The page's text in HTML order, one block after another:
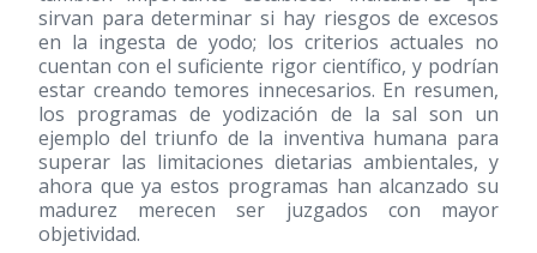
sirvan para determinar si hay riesgos de excesos
en la ingesta de yodo; los criterios actuales no
cuentan con el suficiente rigor científico, y podrían
estar creando temores innecesarios. En resumen,
los programas de yodización de la sal son un
ejemplo del triunfo de la inventiva humana para
superar las limitaciones dietarias ambientales, y
ahora que ya estos programas han alcanzado su
madurez merecen ser juzgados con mayor
objetividad.